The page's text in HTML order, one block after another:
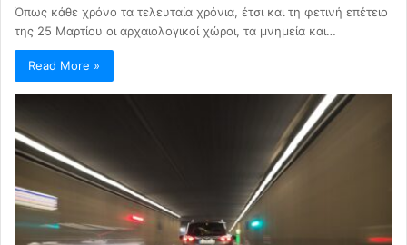
Όπως κάθε χρόνο τα τελευταία χρόνια, έτσι και τη φετινή επέτειο
της 25 Μαρτίου οι αρχαιολογικοί χώροι, τα μνημεία και…
Read More »